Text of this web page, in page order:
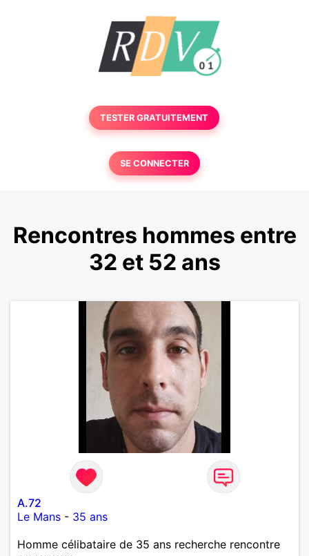
TESTER GRATUITEMENT
SE CONNECTER
Rencontres hommes entre
32 et 52 ans
A.72
Le Mans - 35 ans
Homme célibataire de 35 ans recherche rencontre